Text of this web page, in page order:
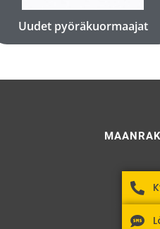
Uudet pyöräkuormaajat